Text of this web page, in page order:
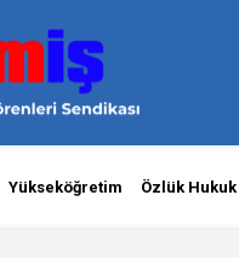
Yükseköğretim Özlük Hukuk